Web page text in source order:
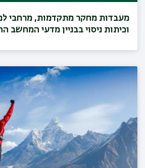
מעבדות מחקר מתקדמות, מרחבי
וכיתות ניסוי בבניין מדעי המחשב